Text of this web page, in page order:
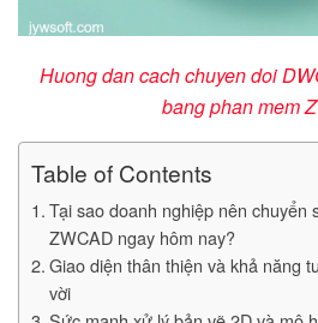
Huong dan cach chuyen doi
bang phan mem
Table of Contents
Tại sao doanh nghiệp nên chuyển
ZWCAD ngay hôm nay?
Giao diện thân thiện và khả năng
vời